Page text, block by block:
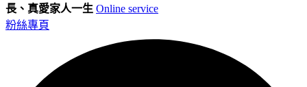
長、真愛家人一生 Online service
粉絲專頁